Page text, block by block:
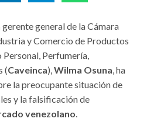
gerente general de la Cámara
y Comercio de Productos
Perfumería,
(Caveinca),Wilma Osuna, ha
la preocupante situación de
y la falsificación de
venezolano.